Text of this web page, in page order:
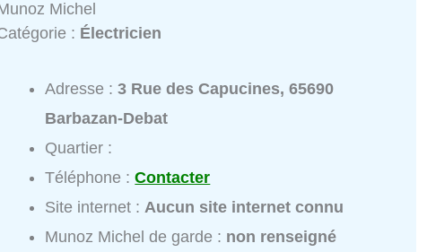
Michel
: Électricien
Adresse :3 Rue des Capucines, 65690
Barbazan-Debat
Quartier :
Téléphone :Contacter
Site internet : Aucun site internet connu
Munoz Michel de garde : non renseigné